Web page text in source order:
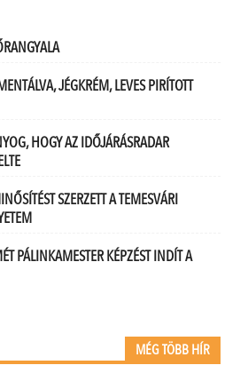
JÉGKRÉM, LEVES PIRÍTOTT
HOGY AZ IDŐJÁRÁSRADAR
SZERZETT A TEMESVÁRI
PÁLINKAMESTER KÉPZÉST INDÍT A
MÉG TÖBB HÍR